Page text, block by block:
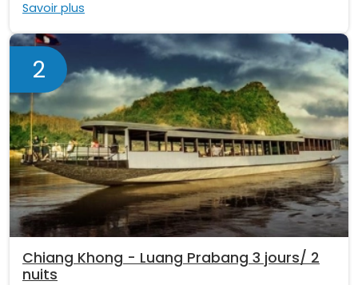
Savoir plus
2
Chiang Khong - Luang Prabang 3 jours/ 2
nuits